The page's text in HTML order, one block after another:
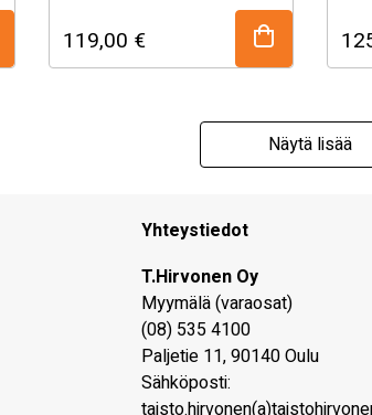
ovat monesti samoja kuin
alkuperäisosat, joten
sopivuus, laatu ja kestävyys
119,00 €
Näytä lisää
Yhteystiedot
T.Hirvonen Oy
Myymälä (varaosat)
(08) 535 4100
Paljetie 11,90140Oulu
Sähköposti: